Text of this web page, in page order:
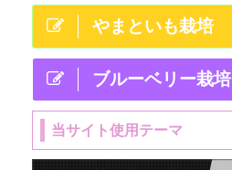
やまといも栽培
ブルーベリー栽培
当サイト使用テーマ